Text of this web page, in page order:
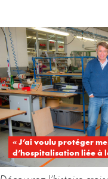
« J’ai voulu protéger
d’hospitalisation liée à